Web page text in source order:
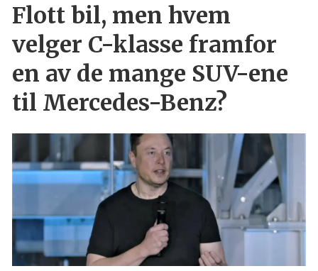
Flott bil, men hvem
velger C-klasse framfor
en av de mange SUV-ene
til Mercedes-Benz?